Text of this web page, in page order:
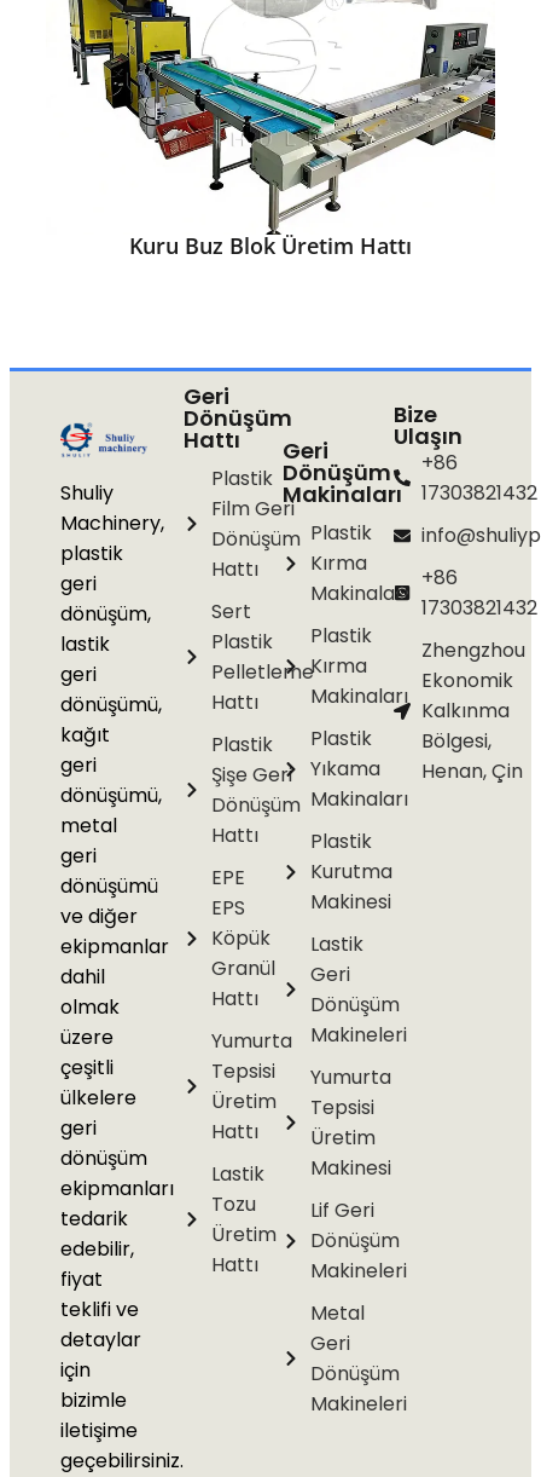
Kuru Buz Blok Üretim Hattı
Shuliy
Machinery,
plastik
geri
dönüşüm,
lastik
geri
dönüşümü,
kağıt
geri
dönüşümü,
metal
geri
dönüşümü
ve diğer
ekipmanlar
dahil
olmak
üzere
çeşitli
ülkelere
geri
dönüşüm
ekipmanları
tedarik
edebilir,
fiyat
teklifi ve
detaylar
için
bizimle
iletişime
geçebilirsiniz.
Geri
Dönüşüm
Hattı
Plastik
Film Geri
Dönüşüm
Hattı
Sert
Plastik
Pelletleme
Hattı
Plastik
Şişe Geri
Dönüşüm
Hattı
EPE
EPS
Köpük
Granül
Hattı
Yumurta
Tepsisi
Üretim
Hattı
Lastik
Tozu
Üretim
Hattı
Geri
Dönüşüm
Makinaları
Plastik
Kırma
Makinaları
Plastik
Kırma
Makinaları
Plastik
Yıkama
Makinaları
Plastik
Kurutma
Makinesi
Lastik
Geri
Dönüşüm
Makineleri
Yumurta
Tepsisi
Üretim
Makinesi
Lif Geri
Dönüşüm
Makineleri
Metal
Geri
Dönüşüm
Makineleri
Bize
Ulaşın
+86
17303821432
+86
17303821432
Zhengzhou
Ekonomik
Kalkınma
Bölgesi,
Henan, Çin